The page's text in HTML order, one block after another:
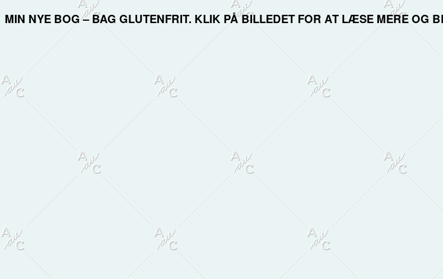
MIN NYE BOG – BAG GLUTENFRIT. KLIK PÅ BILLEDET FOR AT LÆSE MERE OG